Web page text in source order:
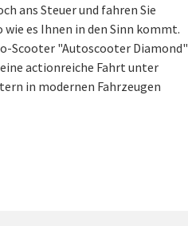
ans Steuer und fahren Sie
es Ihnen in den Sinn kommt.
Scooter "Autoscooter Diamond"
actionreiche Fahrt unter
in modernen Fahrzeugen